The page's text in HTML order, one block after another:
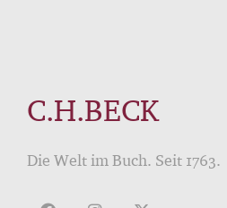
C.H.BECK
Die Welt im Buch. Seit 1763.